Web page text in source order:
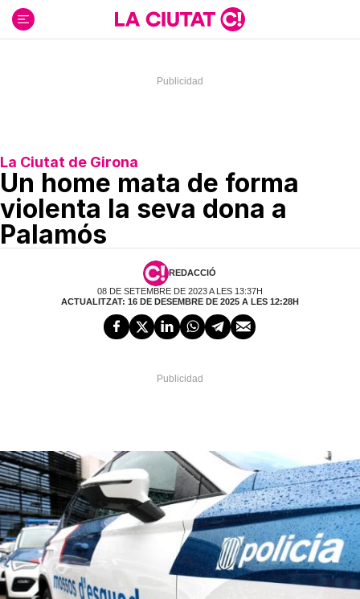
contenido
La Ciutat de Girona
Un home mata de forma
violenta la seva dona a
Palamós
REDACCIÓ
08 DE SETEMBRE DE 2023 A LES 13:37H
ACTUALITZAT: 16 DE DESEMBRE DE 2025 A LES 12:28H